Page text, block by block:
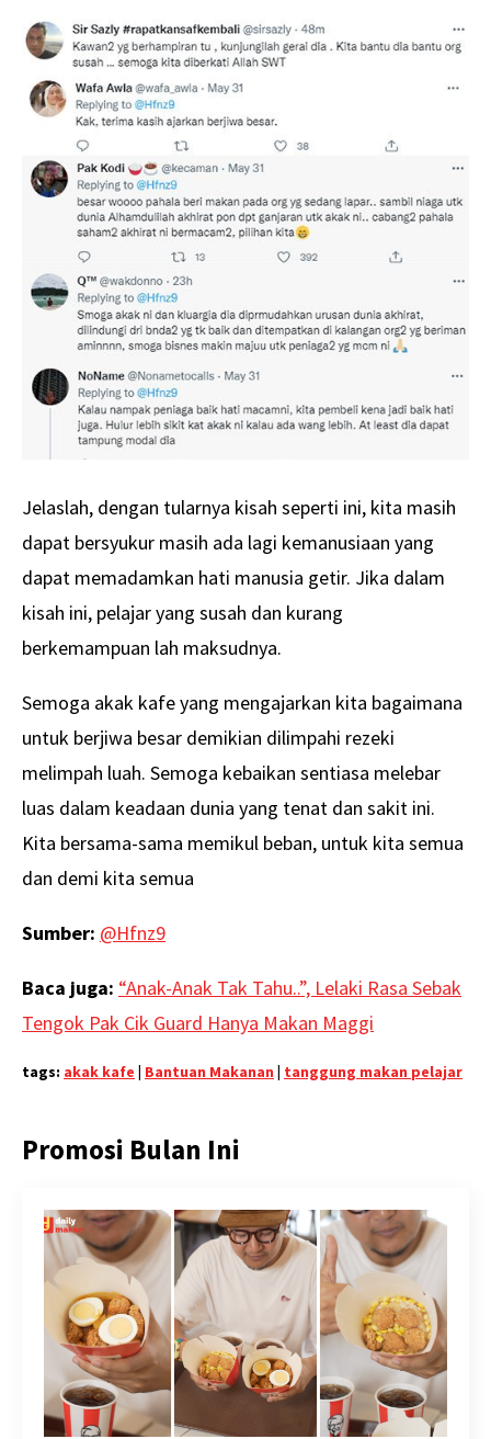
Jelaslah, dengan tularnya kisah seperti ini, kita masih
dapat bersyukur masih ada lagi kemanusiaan yang
dapat memadamkan hati manusia getir. Jika dalam
kisah ini, pelajar yang susah dan kurang
berkemampuan lah maksudnya.
Semoga akak kafe yang mengajarkan kita bagaimana
untuk berjiwa besar demikian dilimpahi rezeki
melimpah luah. Semoga kebaikan sentiasa melebar
luas dalam keadaan dunia yang tenat dan sakit ini.
Kita bersama-sama memikul beban, untuk kita semua
dan demi kita semua
Sumber: @Hfnz9
Baca juga: “Anak-Anak Tak Tahu..”, Lelaki Rasa Sebak
Tengok Pak Cik Guard Hanya Makan Maggi
tags: akak kafe | Bantuan Makanan | tanggung makan pelajar
Promosi Bulan Ini